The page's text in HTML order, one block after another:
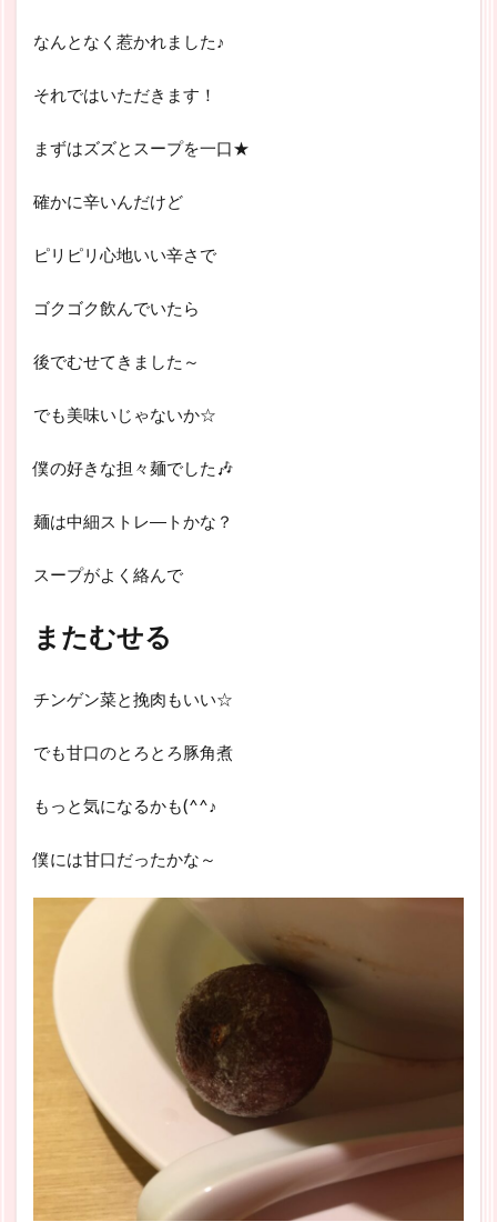
なんとなく惹かれました♪
それではいただきます！
まずはズズとスープを一口★
確かに辛いんだけど
ピリピリ心地いい辛さで
ゴクゴク飲んでいたら
後でむせてきました～
でも美味いじゃないか☆
僕の好きな担々麺でした🎶
麺は中細ストレ―トかな？
スープがよく絡んで
またむせる
チンゲン菜と挽肉もいい☆
でも甘口のとろとろ豚角煮
もっと気になるかも(^^♪
僕には甘口だったかな～